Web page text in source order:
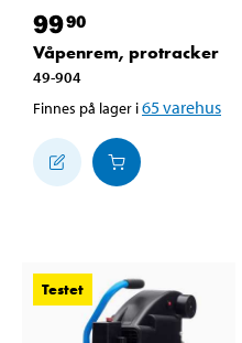
9990
Våpenrem, protracker
49-904
Finnes på lager i65varehus
Testet